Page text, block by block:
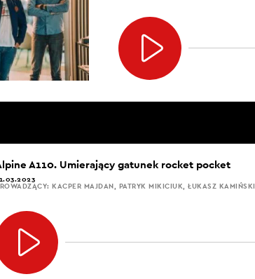
A110. Umierający gatunek rocket pocket
KACPER MAJDAN, PATRYK MIKICIUK, ŁUKASZ KAMIŃSKI